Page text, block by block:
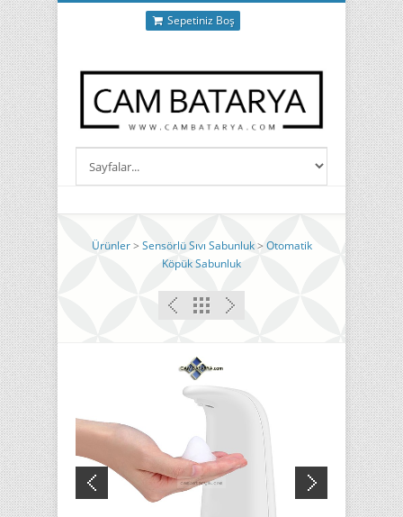
Sepetiniz Boş
Ürünler> Sensörlü Sıvı Sabunluk>Otomatik
Köpük Sabunluk